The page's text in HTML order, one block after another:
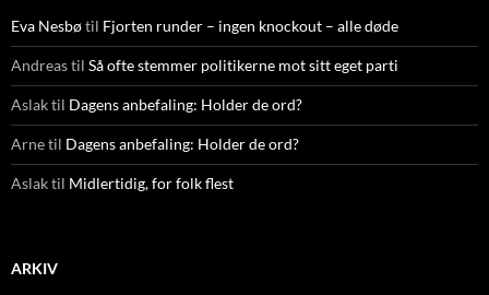
Eva Nesbøtil Fjorten runder – ingen knockout – alle døde
Andreastil Så ofte stemmer politikerne mot sitt eget parti
Aslaktil Dagens anbefaling: Holder de ord?
Arnetil Dagens anbefaling: Holder de ord?
Aslaktil Midlertidig, for folk flest
ARKIV